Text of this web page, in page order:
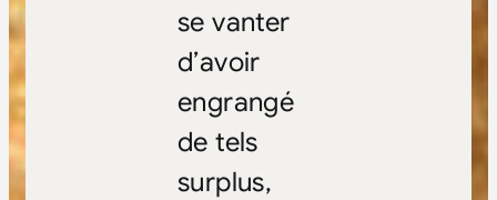
se vanter
d’avoir
engrangé
de tels
surplus,